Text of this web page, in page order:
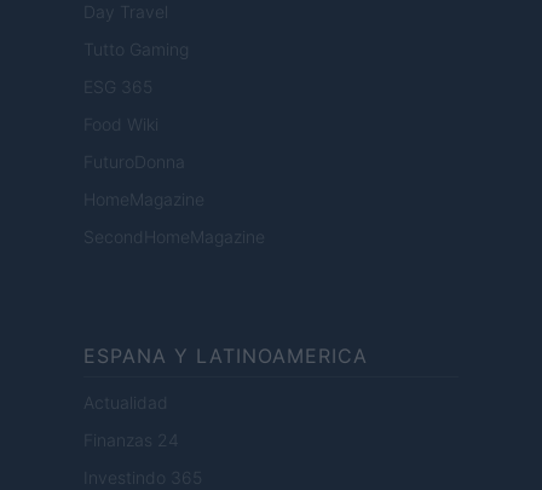
Day Travel
Tutto Gaming
ESG 365
Food Wiki
FuturoDonna
HomeMagazine
SecondHomeMagazine
ESPANA Y LATINOAMERICA
Actualidad
Finanzas 24
Investindo 365